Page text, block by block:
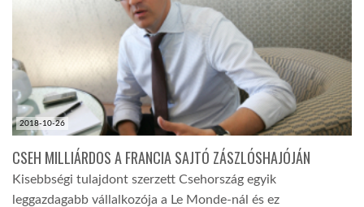
AFRIKA TUDÁSTÁR
A NAP SZÉPE
LINKTR.EE
2018-10-26
CSEH MILLIÁRDOS A FRANCIA SAJTÓ ZÁSZLÓSHAJÓJÁN
Kisebbségi tulajdont szerzett Csehország egyik
leggazdagabb vállalkozója a Le Monde-nál és ez